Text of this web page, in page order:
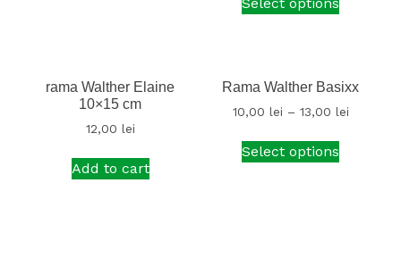
rama Walther Elaine
10×15 cm
12,00 lei
Add to cart
Rama Walther Basixx
10,00 lei – 13,00 lei
Select options